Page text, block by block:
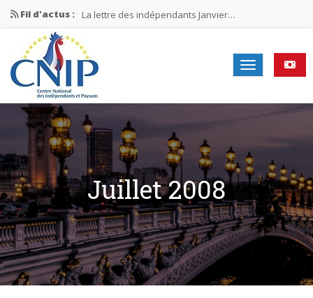
Fil d'actus : La lettre des indépendants Janvier…
La lettre des indépendants Novembre…
La lettre des indépendants Juin…
Mission nationale ÉLECTIONS MUNICIPALES 2026
La lettre des indépendants N°2-2026
Juillet 2008